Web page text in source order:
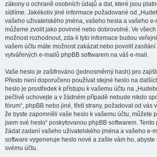
zákony o ochraně osobních údajů a dat, které jsou
sídlíme. Jakékoliv jiné informace požadované od
vašeho uživatelského jména, vašeho hesla a vašeho
můžeme zvolit jako povinné nebo dobrovolné. Ve
možnost rozhodnout, zda-li tyto informace budou
vašem účtu máte možnost zakázat nebo povolit
vytvářených e-mailů phpBB softwarem na váš e-mail.
Vaše heslo je zašifrováno (jednosměrný hash) pro
Přesto není doporučeno používat stejné heslo na
heslo je prostředek k přístupu k vašemu účtu na
pečlivě uchovejte a v žádném případě nebude nikdo
fórum“, phpBB nebo jiné, třetí strany, požadovat od vás
že byste zapomněli vaše heslo k vašemu účtu, můžete
jsem své heslo“ poskytovanou phpBB softwarem.
žádat zadaní vašeho uživatelského jména a vašeho e-
software vygeneruje heslo nové a zašle vám ho,
svému účtu.